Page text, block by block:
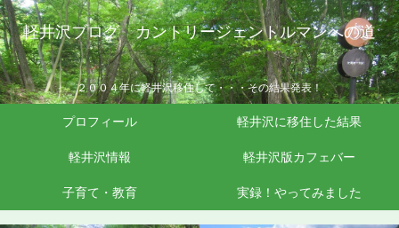
軽井沢ブログ カントリージェントルマンへの道
２００４年に軽井沢移住して・・・その結果発表！
プロフィール 軽井沢に移住した結果
軽井沢情報 軽井沢版カフェバー
子育て・教育 実録！やってみました